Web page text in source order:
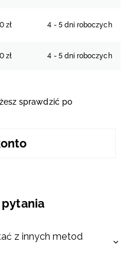
zł 4 - 5 dni roboczych
zł 4 - 5 dni roboczych
sprawdzić po
pytania
z innych metod